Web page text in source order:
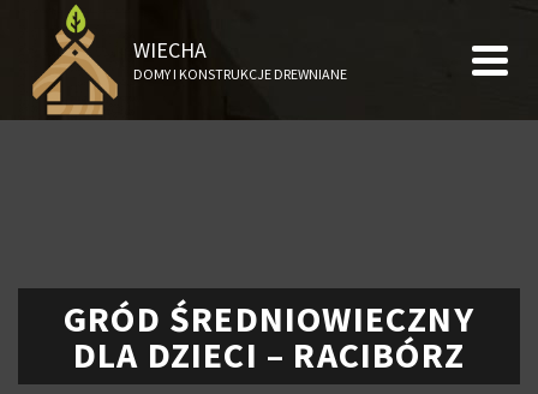
WIECHA
DOMY I KONSTRUKCJE DREWNIANE
GRÓD ŚREDNIOWIECZNY
DLA DZIECI – RACIBÓRZ